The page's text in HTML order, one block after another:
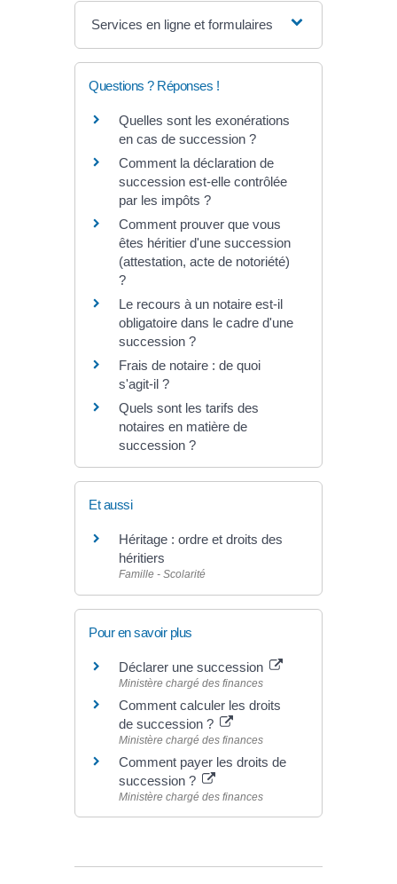
Services en ligne et formulaires
Questions ? Réponses !
Quelles sont les exonérations
en cas de succession ?
Comment la déclaration de
succession est-elle contrôlée
par les impôts ?
Comment prouver que vous
êtes héritier d'une succession
(attestation, acte de notoriété)
?
Le recours à un notaire est-il
obligatoire dans le cadre d'une
succession ?
Frais de notaire : de quoi
s'agit-il ?
Quels sont les tarifs des
notaires en matière de
succession ?
Et aussi
Héritage : ordre et droits des
héritiers
Famille - Scolarité
Pour en savoir plus
Déclarer une succession
Ministère chargé des finances
Comment calculer les droits
de succession ?
Ministère chargé des finances
Comment payer les droits de
succession ?
Ministère chargé des finances